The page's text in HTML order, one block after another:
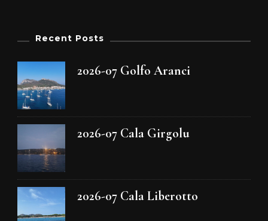
Recent Posts
2026-07 Golfo Aranci
2026-07 Cala Girgolu
2026-07 Cala Liberotto